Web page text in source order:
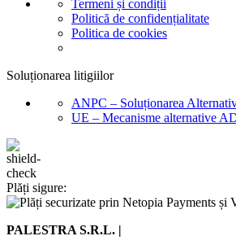
Termeni și condiții
Politică de confidențialitate
Politica de cookies
Soluționarea litigiilor
ANPC – Soluționarea
UE – Mecanisme alternative
Plăți sigure:
PALESTRA S.R.L. |